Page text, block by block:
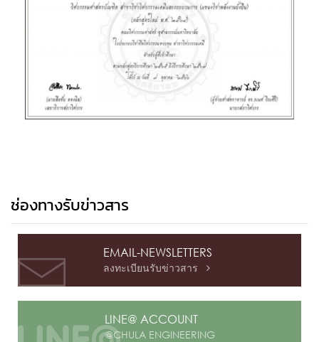
ช่องทางรับข่าวสาร
EMAIL-NEWSLETTERS
ลงทะเบียนรับข่าวสาร 
LINE@ ACCOUNT
@CHULA ENGINEERING